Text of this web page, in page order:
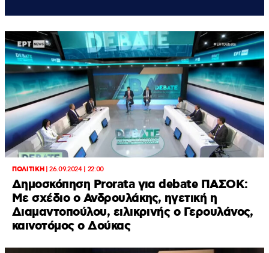
ΠΟΛΙΤΙΚΗ|26.09.2024 | 22:00
Δημοσκόπηση Prorata για debate ΠΑΣΟΚ:
Με σχέδιο ο Ανδρουλάκης, ηγετική η
Διαμαντοπούλου, ειλικρινής ο Γερουλάνος,
καινοτόμος ο Δούκας